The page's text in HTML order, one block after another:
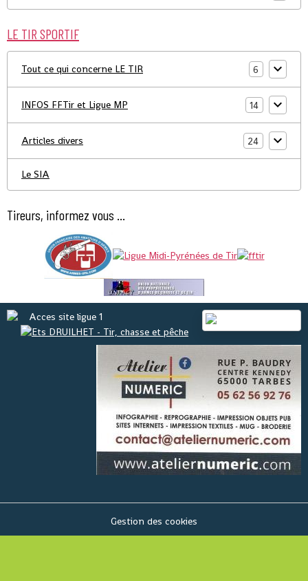
LE TIR SPORTIF
Tout ce qui concerne LE TIR 6
INFOS FFTir et Ligue MP 14
Articles divers 24
Le SIA
Tireurs, informez vous ...
Gestion des cookies